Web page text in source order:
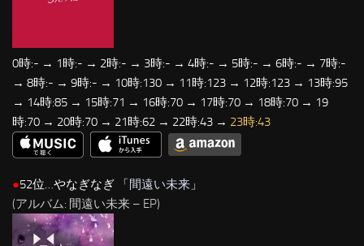
0時:- → 1時:- → 2時:- → 3時:- → 4時:- → 5時:- → 6時:- → 7時:-
→ 8時:- → 9時:- → 10時:130 → 11時:123 → 12時:123 → 13時:95
→ 14時:85 → 15時:71 → 16時:70 → 17時:70 → 18時:70 → 19
時:70 → 20時:70 → 21時:62 → 22時:43 → 23時:43
●52位…やなぎなぎ 「間遠い未来 」
(アルバム: 間遠い未来 – EP)